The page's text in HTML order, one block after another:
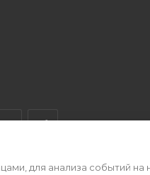
для анализа событий на